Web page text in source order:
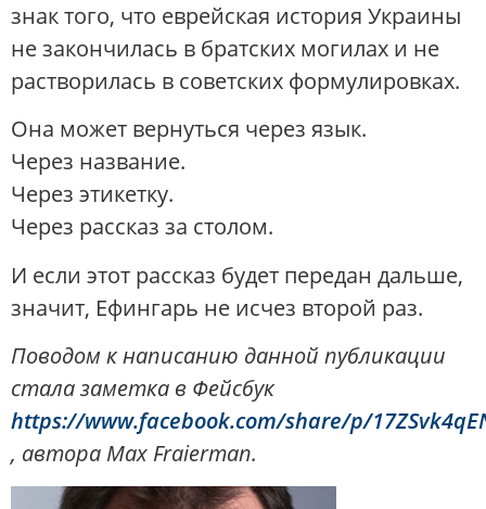
знак того, что еврейская история Украины
не закончилась в братских могилах и не
растворилась в советских формулировках.
Она может вернуться через язык.
Через название.
Через этикетку.
Через рассказ за столом.
И если этот рассказ будет передан дальше,
значит, Ефингарь не исчез второй раз.
Поводом к написанию данной публикации
стала заметка в Фейсбук
https://www.facebook.com/share/p/
, автора Max Fraierman.